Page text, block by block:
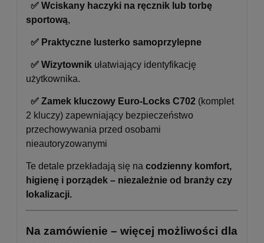
✅ Wciskany haczyki na ręcznik lub torbę
sportową,
✅ Praktyczne lusterko samoprzylepne
✅ Wizytownik ułatwiający identyfikację
użytkownika.
✅ Zamek kluczowy Euro-Locks C702 (komplet
2 kluczy) zapewniający bezpieczeństwo
przechowywania przed osobami
nieautoryzowanymi
Te detale przekładają się na codzienny komfort,
higienę i porządek – niezależnie od branży czy
lokalizacji.
Na zamówienie – więcej możliwości dla